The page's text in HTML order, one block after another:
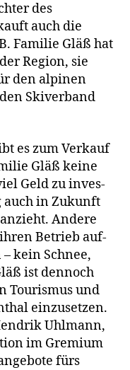
des
auch die
Familie Gläß hat
Region, sie
den alpi­nen
Skiverband
es zum Verkauf
Gläß kei­ne
Geld zu inves­
auch in Zukunft
Andere
Betrieb auf­
kein Schnee,
ist den­noch
Tourismus und
ein­zu­set­zen.
Uhlmann,
im Gremium
fürs